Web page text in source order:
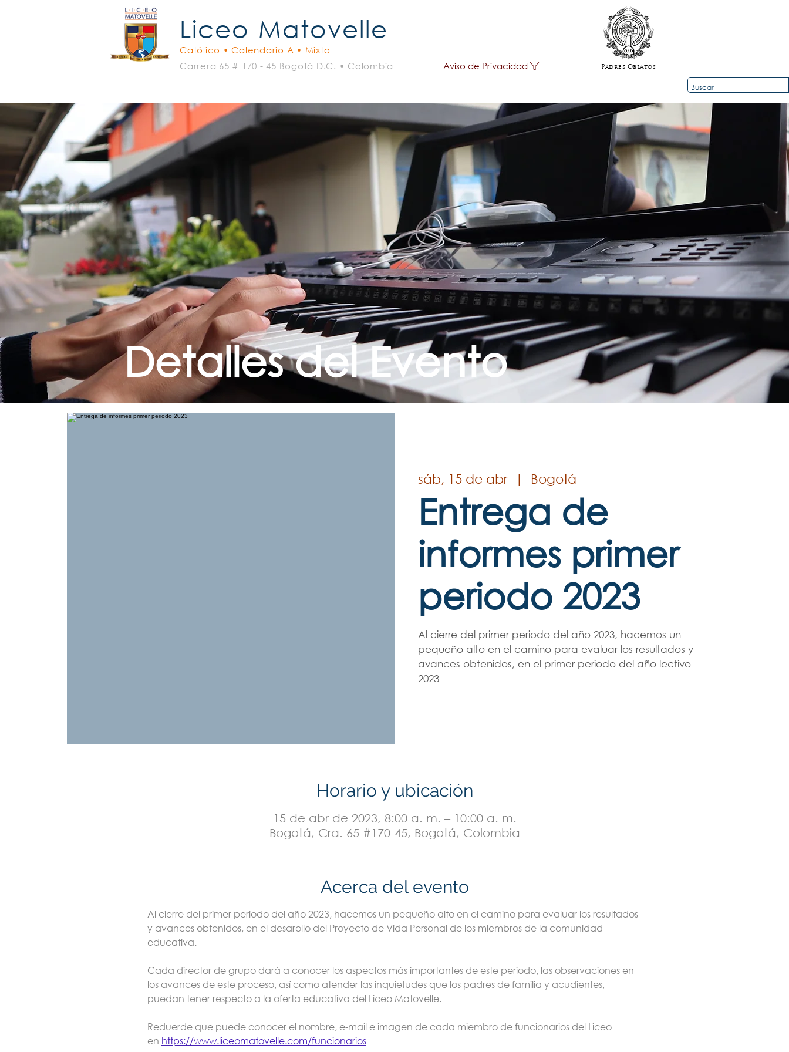
Aviso de Privacidad
Liceo Matovelle
Carrera 65 # 170 - 45 Bogotá D.C. • Colombia
Católico • Calendario A • Mixto
Padres Oblatos
sáb, 15 de abr
  |
Bogotá
Entrega de
informes primer
periodo 2023
Al cierre del primer periodo del año 2023, hacemos un
pequeño alto en el camino para evaluar los resultados y
avances obtenidos, en el primer periodo del año lectivo
2023
Horario y ubicación
15 de abr de 2023, 8:00 a. m. – 10:00 a. m.
Bogotá, Cra. 65 #170-45, Bogotá, Colombia
Acerca del evento
Al cierre del primer periodo del año 2023, hacemos un pequeño alto en el camino para evaluar los resultados
y avances obtenidos, en el desarollo del Proyecto de Vida Personal de los miembros de la comunidad
educativa.
Cada director de grupo dará a conocer los aspectos más importantes de este periodo, las observaciones en
los avances de este proceso, así como atender las inquietudes que los padres de familia y acudientes,
puedan tener respecto a la oferta educativa del Liceo Matovelle.
Reduerde que puede conocer el nombre, e-mail e imagen de cada miembro de funcionarios del Liceo
en https://www.liceomatovelle.com/funcionarios
Detalles del Evento